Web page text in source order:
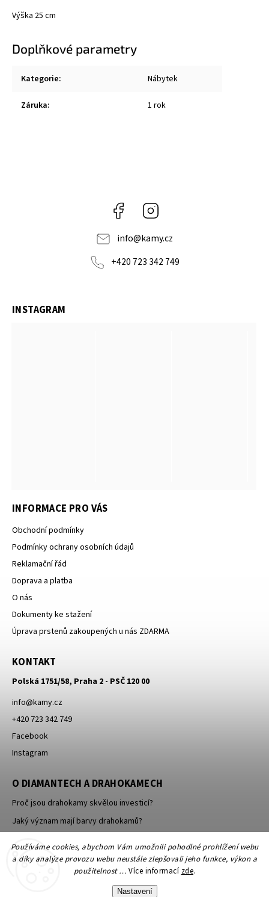
Používáme cookies, abychom Vám umožnili pohodlné prohlížení webu
a díky analýze provozu webu neustále zlepšovali jeho funkce, výkon a
použitelnost … Více informací zde.
Nastavení
Výška 25 cm
Doplňkové parametry
Kategorie: Nábytek
Záruka: 1 rok
Facebook
info@kamy.cz
+420 723 342 749
INFORMACE PRO VÁS
Obchodní podmínky
Podmínky ochrany osobních údajů
Reklamační řád
Doprava a platba
O nás
Dokumenty ke stažení
Úprava prstenů zakoupených u nás ZDARMA
KONTAKT
Polská 1751/58, Praha 2 - PSČ 120 00
info@kamy.cz
+420 723 342 749
Facebook
Instagram
O DIAMANTECH A DRAHOKAMECH
Proč jsou drahokamy skvělou investicí?
Jaký význam mají barvy drahokamů?
INSTAGRAM